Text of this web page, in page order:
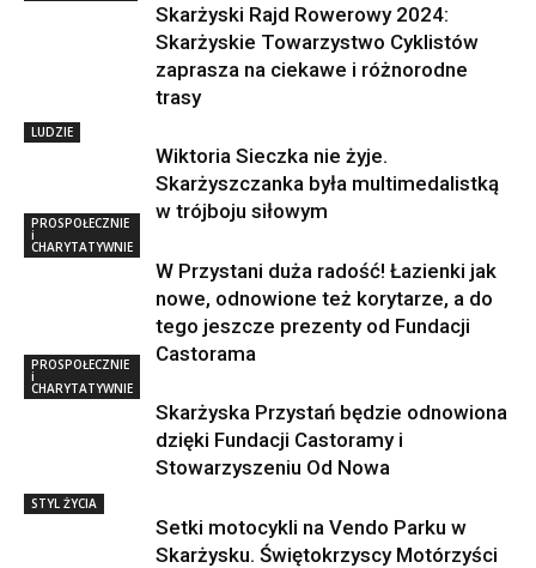
Skarżyski Rajd Rowerowy 2024:
Skarżyskie Towarzystwo Cyklistów
zaprasza na ciekawe i różnorodne
trasy
LUDZIE
Wiktoria Sieczka nie żyje.
Skarżyszczanka była multimedalistką
w trójboju siłowym
PROSPOŁECZNIE
i
CHARYTATYWNIE
W Przystani duża radość! Łazienki jak
nowe, odnowione też korytarze, a do
tego jeszcze prezenty od Fundacji
Castorama
PROSPOŁECZNIE
i
CHARYTATYWNIE
Skarżyska Przystań będzie odnowiona
dzięki Fundacji Castoramy i
Stowarzyszeniu Od Nowa
STYL ŻYCIA
Setki motocykli na Vendo Parku w
Skarżysku. Świętokrzyscy Motórzyści